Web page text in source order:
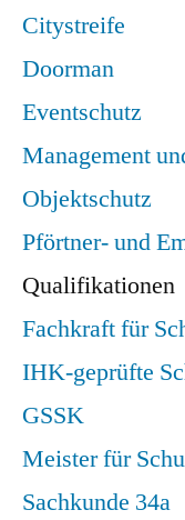
Citystreife
Doorman
Eventschutz
Management
Objektschutz
Pförtner- und
Qualifikationen
Fachkraft für
IHK-geprüfte
GSSK
Meister für
Sachkunde 34a